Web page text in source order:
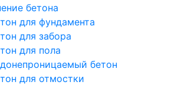
бетона
для фундамента
для забора
для пола
бетон
для отмостки